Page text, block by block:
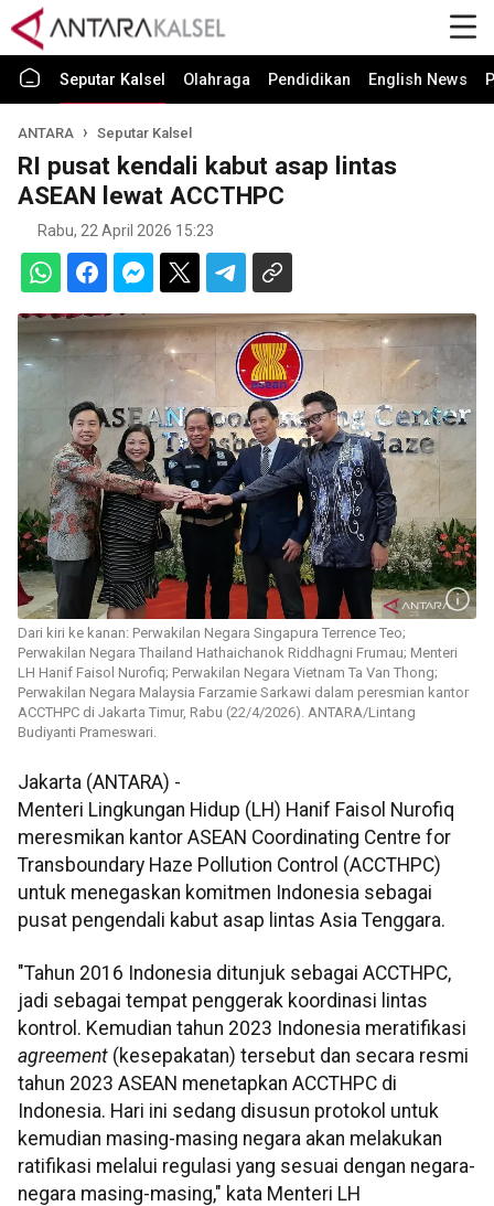
Seputar Kalsel Olahraga Pendidikan English News
ANTARA Seputar Kalsel
RI pusat kendali kabut asap lintas
ASEAN lewat ACCTHPC
Rabu, 22 April 2026 15:23
Dari kiri ke kanan: Perwakilan Negara Singapura Terrence Teo;
Perwakilan Negara Thailand Hathaichanok Riddhagni Frumau; Menteri
LH Hanif Faisol Nurofiq; Perwakilan Negara Vietnam Ta Van Thong;
Perwakilan Negara Malaysia Farzamie Sarkawi dalam peresmian kantor
ACCTHPC di Jakarta Timur, Rabu (22/4/2026). ANTARA/Lintang
Budiyanti Prameswari.
Jakarta (ANTARA) -
Menteri Lingkungan Hidup (LH) Hanif Faisol Nurofiq
meresmikan kantor ASEAN Coordinating Centre for
Transboundary Haze Pollution Control (ACCTHPC)
untuk menegaskan komitmen Indonesia sebagai
pusat pengendali kabut asap lintas Asia Tenggara.
"Tahun 2016 Indonesia ditunjuk sebagai ACCTHPC,
jadi sebagai tempat penggerak koordinasi lintas
kontrol. Kemudian tahun 2023 Indonesia meratifikasi
agreement (kesepakatan) tersebut dan secara resmi
tahun 2023 ASEAN menetapkan ACCTHPC di
Indonesia. Hari ini sedang disusun protokol untuk
kemudian masing-masing negara akan melakukan
ratifikasi melalui regulasi yang sesuai dengan negara-
negara masing-masing," kata Menteri LH